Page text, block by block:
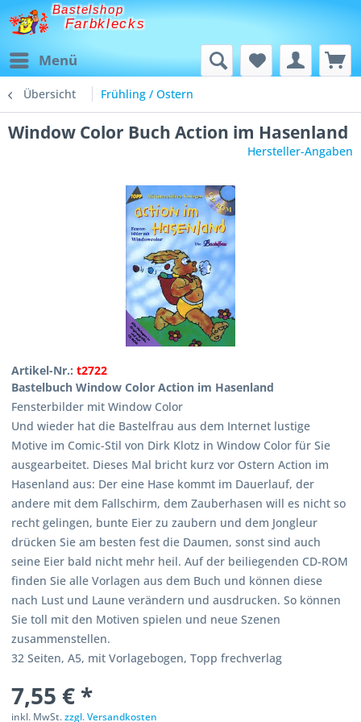
Bastelshop
Farbklecks
Menü
Übersicht Frühling / Ostern
Window Color Buch Action im Hasenland
Hersteller-Angaben
Artikel-Nr.:t2722
Bastelbuch Window Color Action im Hasenland
Fensterbilder mit Window Color
Und wieder hat die Bastelfrau aus dem Internet lustige
Motive im Comic-Stil von Dirk Klotz in Window Color für Sie
ausgearbeitet. Dieses Mal bricht kurz vor Ostern Action im
Hasenland aus: Der eine Hase kommt im Dauerlauf, der
andere mit dem Fallschirm, dem Zauberhasen will es nicht so
recht gelingen, bunte Eier zu zaubern und dem Jongleur
drücken Sie am besten fest die Daumen, sonst sind auch
seine Eier bald nicht mehr heil. Auf der beiliegenden CD-ROM
finden Sie alle Vorlagen aus dem Buch und können diese
nach Lust und Laune verändern und ausdrucken. So können
Sie toll mit den Motiven spielen und neue Szenen
zusammenstellen.
32 Seiten, A5, mit Vorlagebogen, Topp frechverlag
7,55 € *
inkl. MwSt.zzgl. Versandkosten